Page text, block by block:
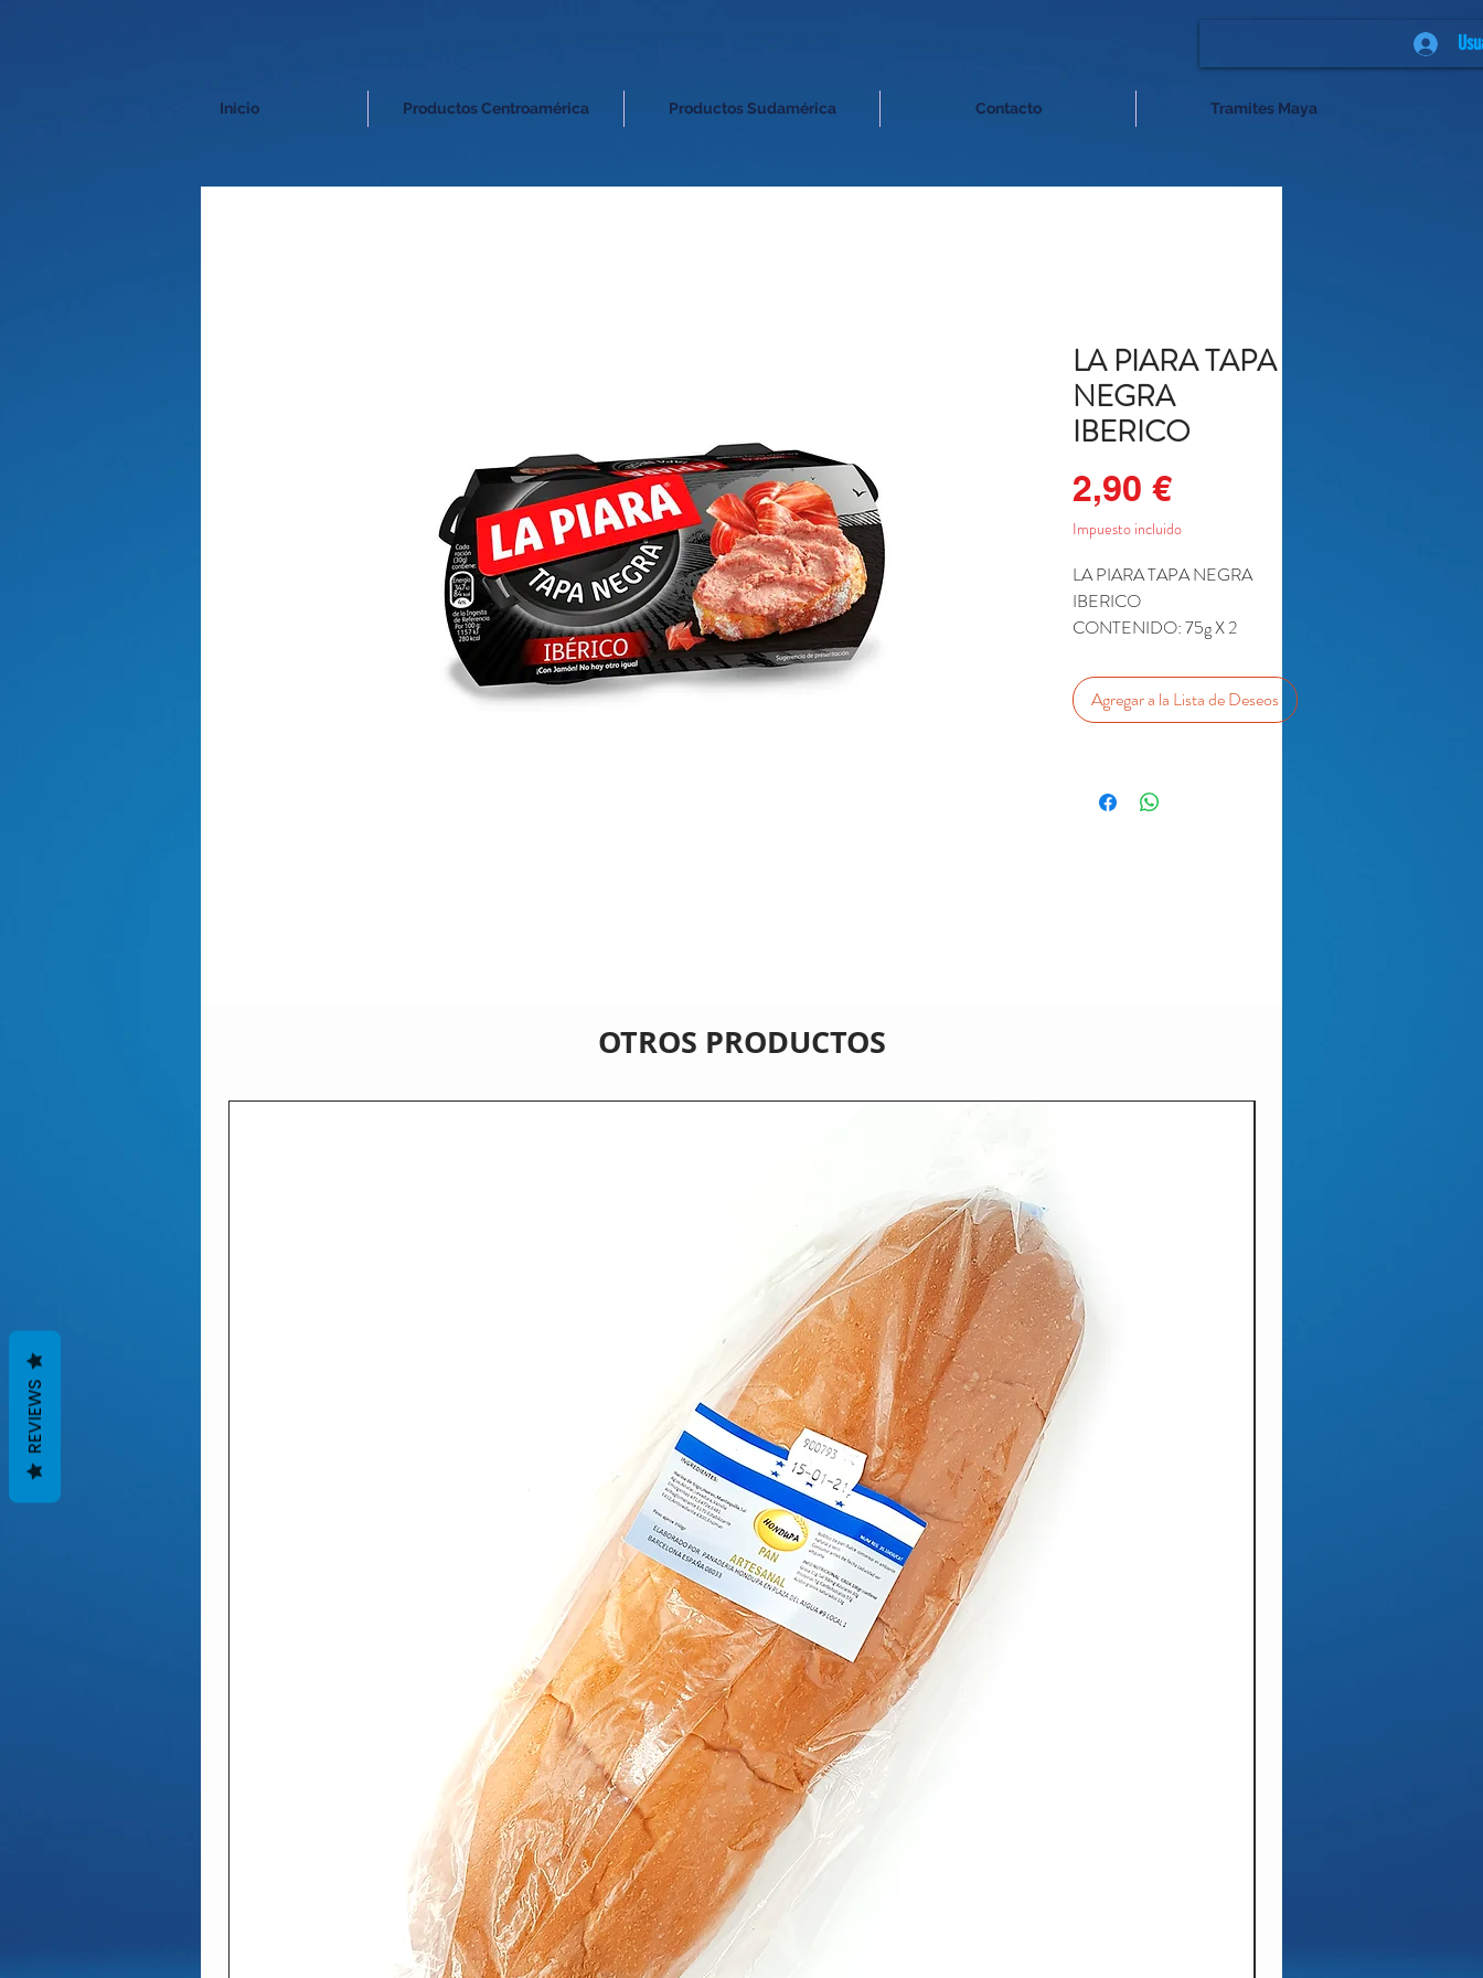
Inicio Productos Centroamérica Productos Sudamérica Contacto Tramites Maya
LA PIARA TAPA
NEGRA
IBERICO
2,90 €Precio
Impuesto incluido
LA PIARA TAPA NEGRA
IBERICO
CONTENIDO: 75g X 2
Agregar a la Lista de Deseos
OTROS PRODUCTOS
REVIEWS